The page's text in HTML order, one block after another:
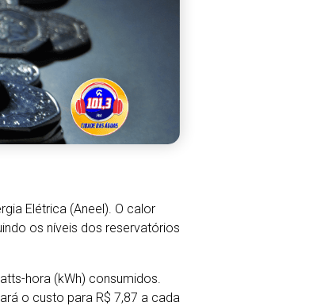
Elétrica (Aneel). O calor
os níveis dos reservatórios
hora (kWh) consumidos.
o custo para R$ 7,87 a cada